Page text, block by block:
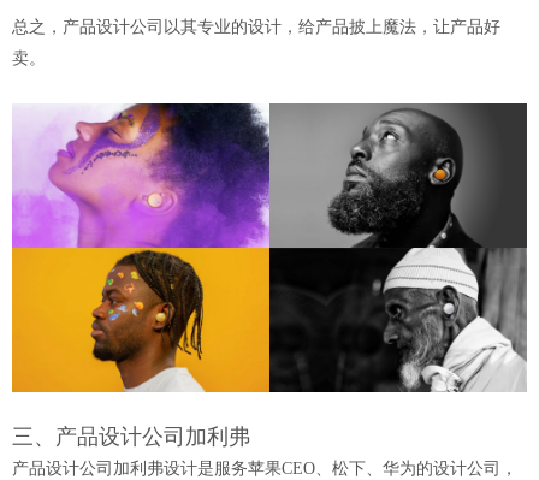
总之，产品设计公司以其专业的设计，给产品披上魔法，让产品好
卖。
三、产品设计公司加利弗
产品设计公司加利弗设计是服务苹果CEO、松下、华为的设计公司，